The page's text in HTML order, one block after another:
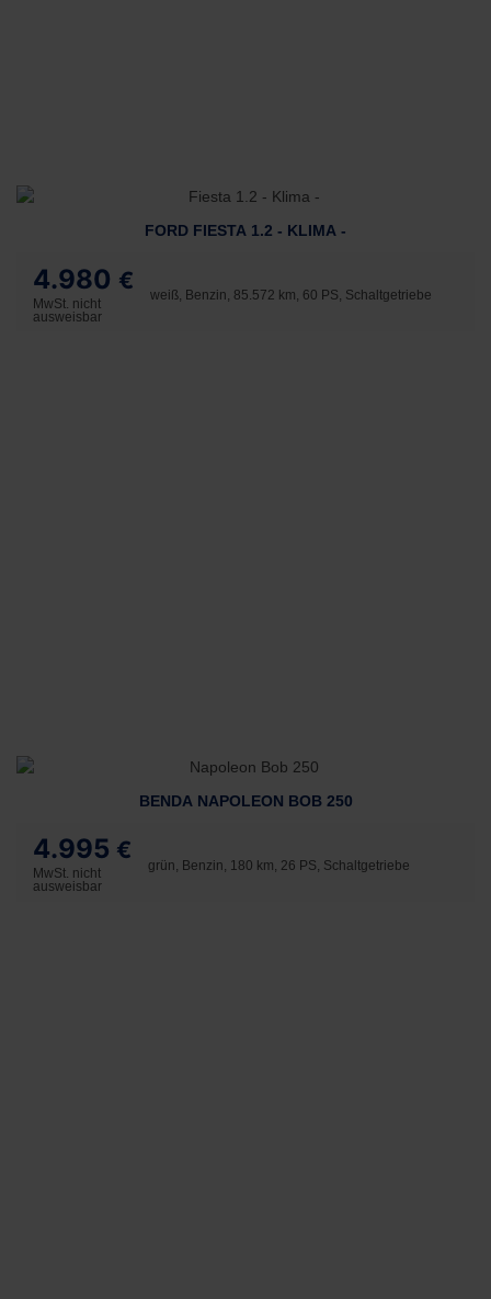
FORD FIESTA 1.2 - KLIMA -
4.980 €
MwSt. nicht
ausweisbar
weiß, Benzin, 85.572 km, 60 PS, Schaltgetriebe
BENDA NAPOLEON BOB 250
4.995 €
MwSt. nicht
ausweisbar
grün, Benzin, 180 km, 26 PS, Schaltgetriebe